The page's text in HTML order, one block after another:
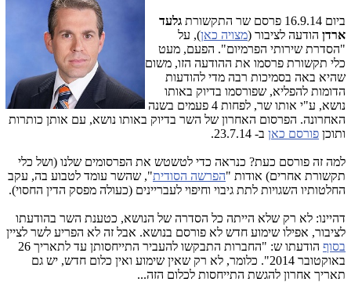
ביום 16.9.14 פרסם שר התקשורת
גלעד
ארדן הודעה לציבור (מצויה כאן), על
"הסדרת שירותי הפרמיום". הפעם, מעט
כלי תקשורת פרסמו את ההודעה הזו, משום
שהיא באה בסמיכות רבה מדי להודעות
הדומות להפליא, שפורסמו בדיוק באותו
נושא, ע"י אותו שר, לפחות 4 פעמים בשנה
האחרונה. הפרסום האחרון של השר בדיוק באותו נושא, עם אותן כותרות
ותוכן פורסם כאן ב- 23.7.14.
למה זה פורסם כעת? כנראה כדי לטשטש את הפרסומים שלנו (ושל כלי
תקשורת אחרים) אודות "הפרשה הסודית", שהשר עומד לטבוע בה, עקב
החלטותיו השגויות לתת גיבוי וחיפוי לעבריינים (כעולה מפסק הדין החסוי).
דהיינו: לא רק שלא הייתה כל הסדרה של הנושא, כטענת השר בהודעתו
לציבור, אפילו שימוע חדש לא פורסם בנושא. אבל זה לא הפריע לשר לציין
בסוף
הודעתו ש: "החברות התבקשו להעביר התייחסותן עד לתאריך 26
באוקטובר 2014". כלומר, לא רק שאין שימוע ואין כלום חדש, יש גם
תאריך אחרון להגשת התייחסות לכלום הזה...